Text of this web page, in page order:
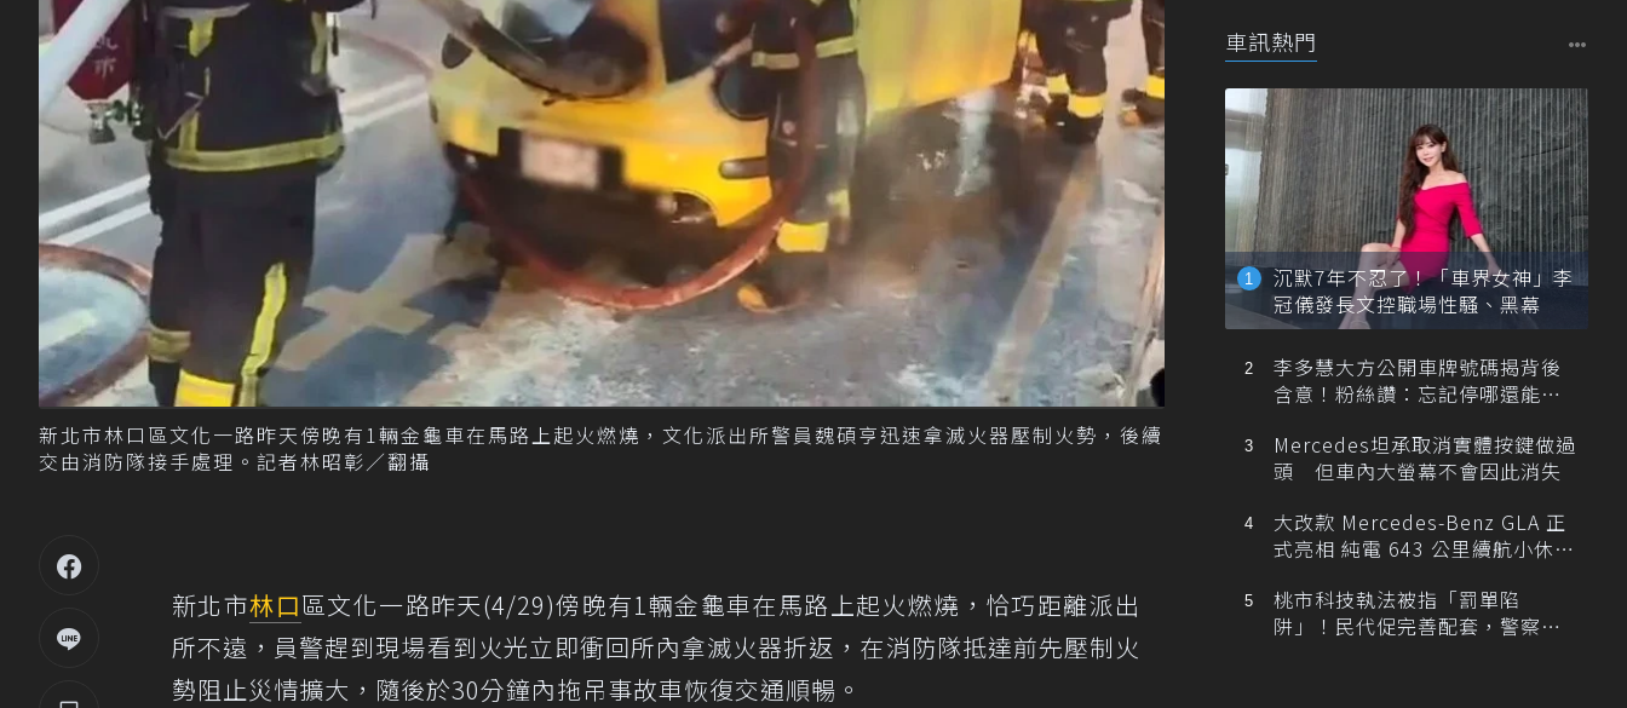
新北市林口區文化一路昨天傍晚有1輛金龜車在馬路上起火燃燒，文化派出所警員魏碩亨迅速拿滅火器壓制火勢，後續
交由消防隊接手處理。記者林昭彰／翻攝
新北市林口區文化一路昨天(4/29)傍晚有1輛金龜車在馬路上起火燃燒，恰巧距離派出
所不遠，員警趕到現場看到火光立即衝回所內拿滅火器折返，在消防隊抵達前先壓制火
勢阻止災情擴大，隨後於30分鐘內拖吊事故車恢復交通順暢。
車訊熱門
沉默7年不忍了！「車界女神」李
冠儀發長文控職場性騷、黑幕
李多慧大方公開車牌號碼揭背後
含意！粉絲讚：忘記停哪還能幫
Mercedes坦承取消實體按鍵做過
頭 但車內大螢幕不會因此消失
大改款 Mercedes-Benz GLA 正
式亮相 純電 643 公里續航小休
桃市科技執法被指「罰單陷
阱」！民代促完善配套，警察局